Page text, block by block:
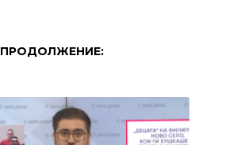
ПРОДОЛЖЕНИЕ: